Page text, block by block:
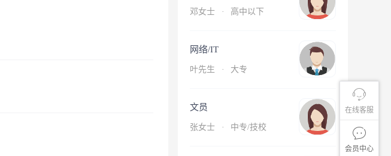
在线客服
会员中心
邓女士 · 高中以下
网络/IT
叶先生 · 大专
文员
张女士 · 中专/技校